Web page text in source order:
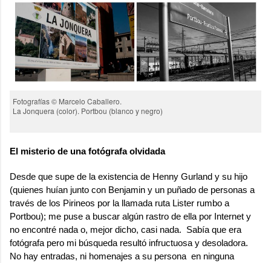
Fotografías © Marcelo Caballero.
La Jonquera (color). Portbou (blanco y negro)
El misterio de una fotógrafa olvidada
Desde que supe de la existencia de Henny Gurland y su hijo
(quienes huían junto con Benjamin y un puñado de personas a
través de los Pirineos por la llamada ruta Lister rumbo a
Portbou); me puse a buscar algún rastro de ella por Internet y
no encontré nada o, mejor dicho, casi nada. Sabía que era
fotógrafa pero mi búsqueda resultó infructuosa y desoladora.
No hay entradas, ni homenajes a su persona en ninguna